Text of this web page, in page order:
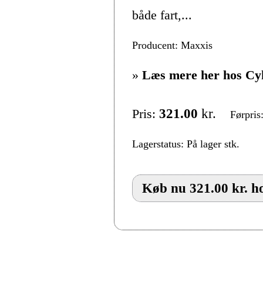
både fart,...
Producent: Maxxis
» Læs mere her hos
Pris: 321.00 kr.
Lagerstatus: På lager stk.
Køb nu 321.00 kr.